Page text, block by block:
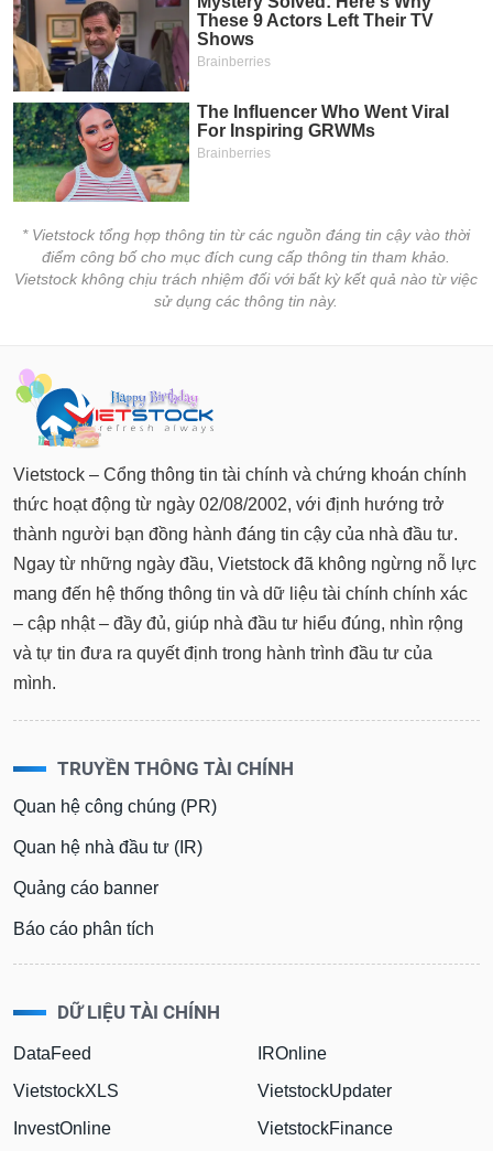
* Vietstock tổng hợp thông tin từ các nguồn đáng tin cậy vào thời
điểm công bố cho mục đích cung cấp thông tin tham khảo.
Vietstock không chịu trách nhiệm đối với bất kỳ kết quả nào từ việc
sử dụng các thông tin này.
Vietstock – Cổng thông tin tài chính và chứng khoán chính
thức hoạt động từ ngày 02/08/2002, với định hướng trở
thành người bạn đồng hành đáng tin cậy của nhà đầu tư.
Ngay từ những ngày đầu, Vietstock đã không ngừng nỗ lực
mang đến hệ thống thông tin và dữ liệu tài chính chính xác
– cập nhật – đầy đủ, giúp nhà đầu tư hiểu đúng, nhìn rộng
và tự tin đưa ra quyết định trong hành trình đầu tư của
mình.
TRUYỀN THÔNG TÀI CHÍNH
Quan hệ công chúng (PR)
Quan hệ nhà đầu tư (IR)
Quảng cáo banner
Báo cáo phân tích
DỮ LIỆU TÀI CHÍNH
DataFeed
VietstockXLS
InvestOnline
IROnline
VietstockUpdater
VietstockFinance